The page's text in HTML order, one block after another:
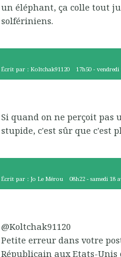
un éléphant, ça colle tout
solfériniens.
Écrit par : Koltchak91120 17h50 -vendredi
Si quand on ne perçoit pas
stupide, c'est sûr que c'est
Écrit par : Jo Le Mérou 08h22 -samedi 18
@Koltchak91120
Petite erreur dans votre
Républicain aux Etats-